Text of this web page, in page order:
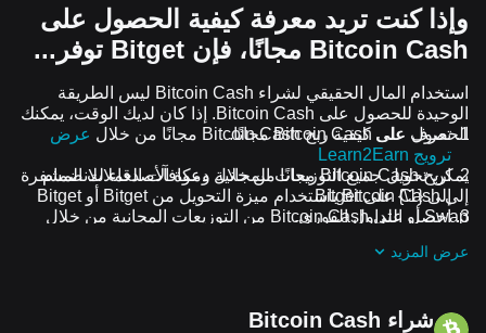
وإذا كنت تريد معرفة كيفية الحصول على
Bitcoin Cash مجانًا، فإن Bitget توفر...
استخدام المال الحقيقي لشراء Bitcoin Cash ليس الطريقة
الوحيدة للحصول على Bitcoin Cash. إذا كان لديك الوقت، يمكنك
الحصول على Bitcoin Cash مجانًا.
تعرف على كيفية ربح Bitcoin Cash مجانًا من خلال
عرض
ترويج Learn2Earn
اربح Bitcoin Cash مجانًا من خلال دعوة الأصدقاء للانضمام
إلى {1\} على Bitget
احصل على Bitcoin Cash من التوزيعات المجانية من خلال
يمكن تحويل جميع التوزيعات المجانية ومكافآت العملات المشفرة
إلى Bitcoin Cash باستخدام ميزة التحويل من Bitget أو Bitget
Swap أو التداول الفوري.
عرض المزيد
شراء Bitcoin Cash